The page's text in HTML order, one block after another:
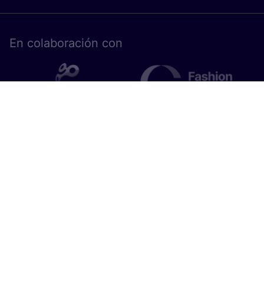
En cola­bo­ra­ción con